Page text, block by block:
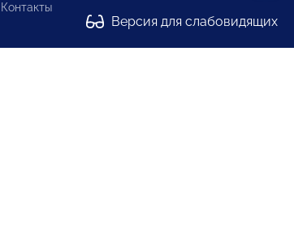
Контакты
Версия для слабовидящих